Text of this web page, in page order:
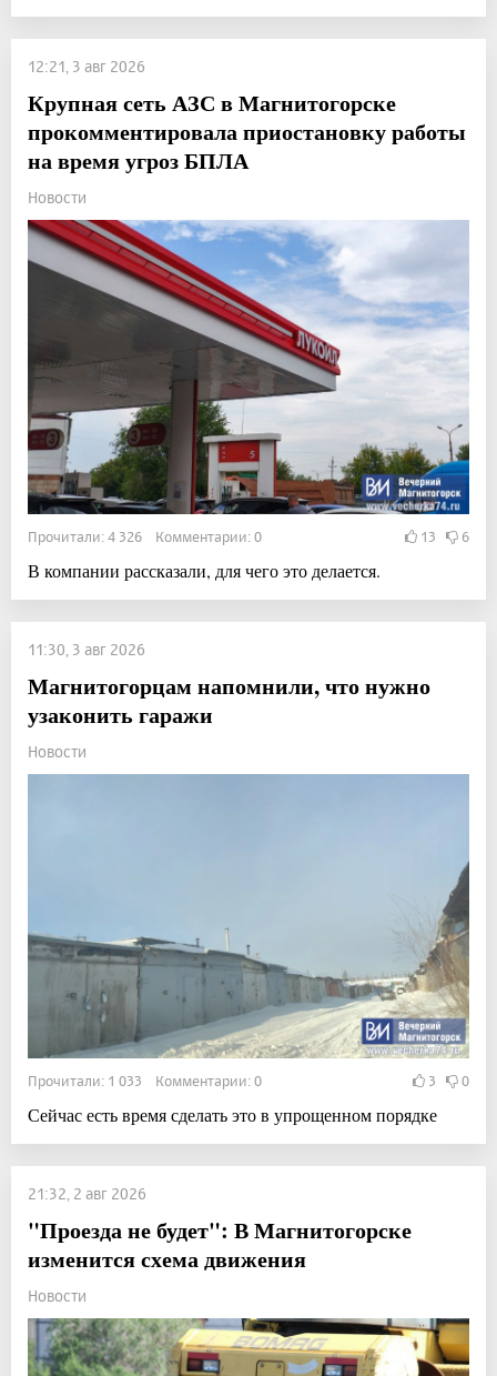
12:21, 3 авг 2026
Крупная сеть АЗС в Магнитогорске
прокомментировала приостановку работы
на время угроз БПЛА
Новости
Прочитали: 4 326 Комментарии: 0 13 6
В компании рассказали, для чего это делается.
11:30, 3 авг 2026
Магнитогорцам напомнили, что нужно
узаконить гаражи
Новости
Прочитали: 1 033 Комментарии: 0 3 0
Сейчас есть время сделать это в упрощенном порядке
21:32, 2 авг 2026
"Проезда не будет": В Магнитогорске
изменится схема движения
Новости